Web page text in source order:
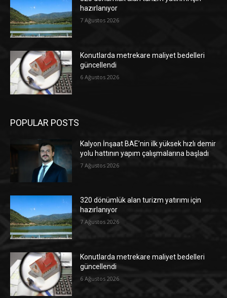
hazırlanıyor
7 Ağustos 2026
Konutlarda metrekare maliyet bedelleri
güncellendi
6 Ağustos 2026
POPULAR POSTS
Kalyon İnşaat BAE’nin ilk yüksek hızlı demir
yolu hattının yapım çalışmalarına başladı
7 Ağustos 2026
320 dönümlük alan turizm yatırımı için
hazırlanıyor
7 Ağustos 2026
Konutlarda metrekare maliyet bedelleri
güncellendi
6 Ağustos 2026